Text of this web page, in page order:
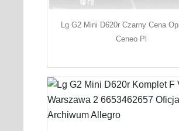
Lg G2 Mini D620r Czarny Cena
Ceneo Pl